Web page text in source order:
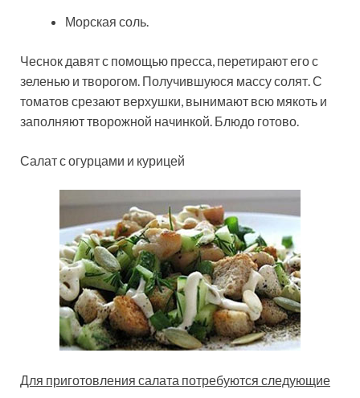
Морская соль.
Чеснок давят с помощью пресса, перетирают его с
зеленью и творогом. Получившуюся массу солят. С
томатов срезают верхушки, вынимают всю мякоть и
заполняют творожной начинкой. Блюдо готово.
Салат с огурцами и курицей
Для приготовления салата потребуются следующие